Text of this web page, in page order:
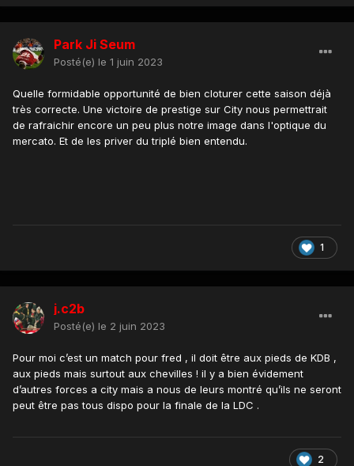
Park Ji Seum
Posté(e) le 1 juin 2023
Quelle formidable opportunité de bien cloturer cette saison déjà
très correcte. Une victoire de prestige sur City nous permettrait
de rafraichir encore un peu plus notre image dans l'optique du
mercato. Et de les priver du triplé bien entendu.
1
j.c2b
Posté(e) le 2 juin 2023
Pour moi c’est un match pour fred , il doit être aux pieds de KDB ,
aux pieds mais surtout aux chevilles ! il y a bien évidement
d’autres forces a city mais a nous de leurs montré qu’ils ne seront
peut être pas tous dispo pour la finale de la LDC .
2